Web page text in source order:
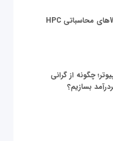
چگونه از گرانی
بسازیم؟